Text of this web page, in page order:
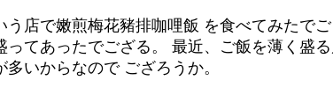
店で嫩煎梅花豬排咖哩飯 を食べてみたで
てあったでござる。 最近、ご飯を薄く盛
いからなので ござろうか。